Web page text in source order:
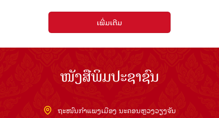
ເພີ່ມເຕີມ
ໜັງສືພິມປະຊາຊົນ
ຖະໜົນກຳແພງເມືອງ ນະຄອນຫຼວງວຽງຈັນ